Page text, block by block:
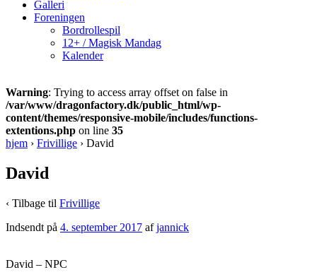
Galleri
Foreningen
Bordrollespil
12+ / Magisk Mandag
Kalender
Warning: Trying to access array offset on false in
/var/www/dragonfactory.dk/public_html/wp-
content/themes/responsive-mobile/includes/functions-
extentions.php on line 35
hjem › Frivillige › David
David
‹ Tilbage til Frivillige
Indsendt på 4. september 2017 afjannick
David – NPC